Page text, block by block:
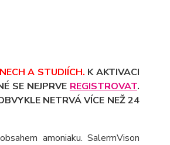
A STUDIÍCH. K AKTIVACI
SE NEJPRVE REGISTROVAT.
NETRVÁ VÍCE NEŽ 24
amoniaku. SalermVison